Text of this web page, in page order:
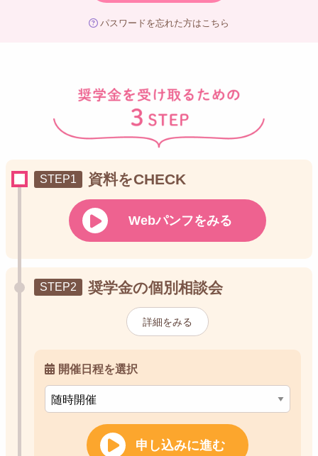
パスワードを忘れた方はこちら
資料をCHECK
Webパンフをみる
奨学金の個別相談会
詳細をみる
開催日程を選択
申し込みに進む